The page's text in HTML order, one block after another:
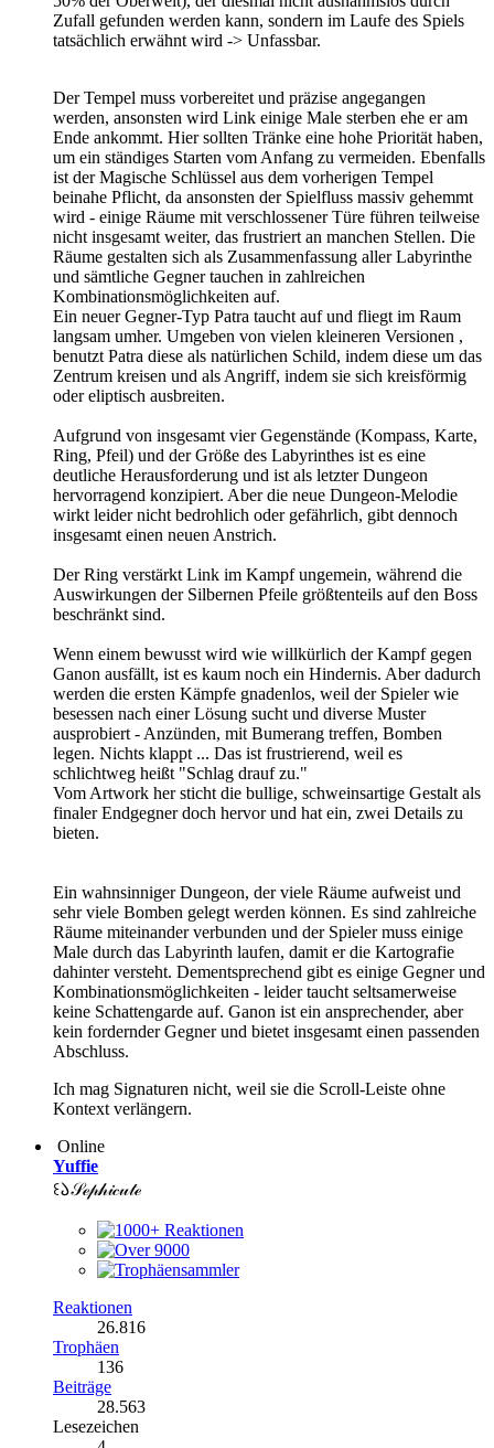
Zufall gefunden werden kann, sondern im Laufe des Spiels
tatsächlich erwähnt wird -> Unfassbar.
Der Tempel muss vorbereitet und präzise angegangen
werden, ansonsten wird Link einige Male sterben ehe er am
Ende ankommt. Hier sollten Tränke eine hohe Priorität haben,
um ein ständiges Starten vom Anfang zu vermeiden. Ebenfalls
ist der Magische Schlüssel aus dem vorherigen Tempel
beinahe Pflicht, da ansonsten der Spielfluss massiv gehemmt
wird - einige Räume mit verschlossener Türe führen teilweise
nicht insgesamt weiter, das frustriert an manchen Stellen. Die
Räume gestalten sich als Zusammenfassung aller Labyrinthe
und sämtliche Gegner tauchen in zahlreichen
Kombinationsmöglichkeiten auf.
Ein neuer Gegner-Typ Patra taucht auf und fliegt im Raum
langsam umher. Umgeben von vielen kleineren Versionen ,
benutzt Patra diese als natürlichen Schild, indem diese um das
Zentrum kreisen und als Angriff, indem sie sich kreisförmig
oder eliptisch ausbreiten.
Aufgrund von insgesamt vier Gegenstände (Kompass, Karte,
Ring, Pfeil) und der Größe des Labyrinthes ist es eine
deutliche Herausforderung und ist als letzter Dungeon
hervorragend konzipiert. Aber die neue Dungeon-Melodie
wirkt leider nicht bedrohlich oder gefährlich, gibt dennoch
insgesamt einen neuen Anstrich.
Der Ring verstärkt Link im Kampf ungemein, während die
Auswirkungen der Silbernen Pfeile größtenteils auf den Boss
beschränkt sind.
Wenn einem bewusst wird wie willkürlich der Kampf gegen
Ganon ausfällt, ist es kaum noch ein Hindernis. Aber dadurch
werden die ersten Kämpfe gnadenlos, weil der Spieler wie
besessen nach einer Lösung sucht und diverse Muster
ausprobiert - Anzünden, mit Bumerang treffen, Bomben
legen. Nichts klappt ... Das ist frustrierend, weil es
schlichtweg heißt "Schlag drauf zu."
Vom Artwork her sticht die bullige, schweinsartige Gestalt als
finaler Endgegner doch hervor und hat ein, zwei Details zu
bieten.
Ein wahnsinniger Dungeon, der viele Räume aufweist und
sehr viele Bomben gelegt werden können. Es sind zahlreiche
Räume miteinander verbunden und der Spieler muss einige
Male durch das Labyrinth laufen, damit er die Kartografie
dahinter versteht. Dementsprechend gibt es einige Gegner und
Kombinationsmöglichkeiten - leider taucht seltsamerweise
keine Schattengarde auf. Ganon ist ein ansprechender, aber
kein fordernder Gegner und bietet insgesamt einen passenden
Abschluss.
Ich mag Signaturen nicht, weil sie die Scroll-Leiste ohne
Kontext verlängern.
Online
Yuffie
꒰𑁬𝒮ℯ𝓅𝒽𝒾𝒸𝓊𝓉ℯ
Reaktionen
26.816
Trophäen
136
Beiträge
28.563
Lesezeichen